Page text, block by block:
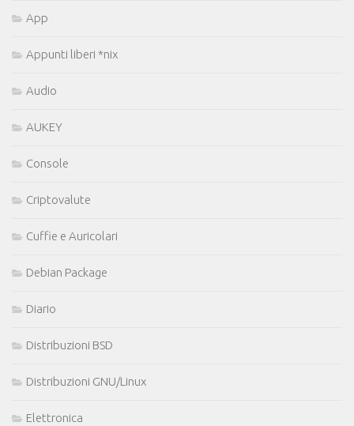
App
Appunti liberi *nix
Audio
AUKEY
Console
Criptovalute
Cuffie e Auricolari
Debian Package
Diario
Distribuzioni BSD
Distribuzioni GNU/Linux
Elettronica